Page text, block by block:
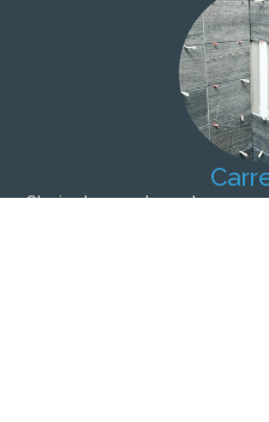
Choix du carrelage dans